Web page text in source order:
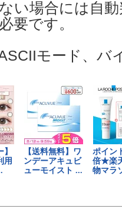
い場合には自
要です。
モード、バ